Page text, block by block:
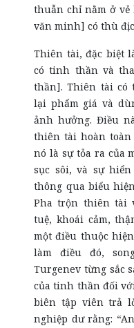
thuẫn chỉ nằm ở
văn minh] có thù
Thiên tài, đặc biệt
có tinh thần và
thần]. Thiên tài có
lại phẩm giá và
ảnh hưởng. Điều
thiên tài hoàn
nó là sự tỏa ra của
sục sôi, và sự
thông qua biểu
Pha trộn thiên tài
tuệ, khoái cảm,
một điều thuộc
làm điều đó,
Turgenev từng sắc
của tinh thần đối
biên tập viên trả
nghiệp dư rằng: